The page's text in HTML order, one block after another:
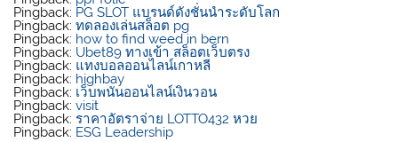
Pingback: PG SLOT แบรนด์ดังชั่นนำระดับโลก
Pingback:ทดลองเล่นสล็อต pg
Pingback: how to find weed in bern
Pingback: Ubet89 ทางเข้า สล็อตเว็บตรง
Pingback: แทงบอลออนไลน์เกาหลี
Pingback: highbay
Pingback: เว็บพนันออนไลน์เงินวอน
Pingback:visit
Pingback: ราคาอัตราจ่าย LOTTO432 หวย
Pingback: ESG Leadership